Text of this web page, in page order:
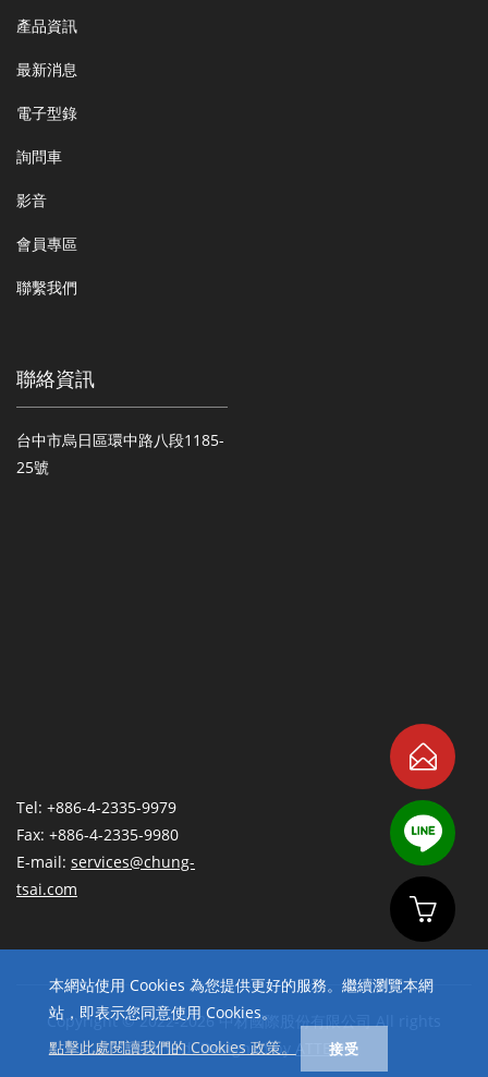
產品資訊
最新消息
電子型錄
詢問車
影音
會員專區
聯繫我們
聯絡資訊
台中市烏日區環中路八段1185-
25號
Tel: +886-4-2335-9979
Fax: +886-4-2335-9980
E-mail: services@chung-
tsai.com
Copyright © 2022-2026 中材國際股份有限公司 All rights
reserved. Designed by
ATTEIPO.
本網站使用 Cookies 為您提供更好的服務。繼續瀏覽本網
站，即表示您同意使用 Cookies。
點擊此處閱讀我們的 Cookies 政策。
接受